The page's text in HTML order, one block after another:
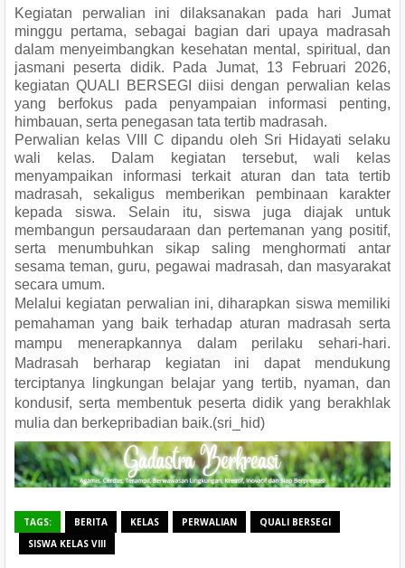
Kegiatan perwalian ini dilaksanakan pada hari Jumat
minggu pertama, sebagai bagian dari upaya madrasah
dalam menyeimbangkan kesehatan mental, spiritual, dan
jasmani peserta didik. Pada Jumat, 13 Februari 2026,
kegiatan QUALI BERSEGI diisi dengan perwalian kelas
yang berfokus pada penyampaian informasi penting,
himbauan, serta penegasan tata tertib madrasah.
Perwalian kelas VIII C dipandu oleh Sri Hidayati selaku
wali kelas. Dalam kegiatan tersebut, wali kelas
menyampaikan informasi terkait aturan dan tata tertib
madrasah, sekaligus memberikan pembinaan karakter
kepada siswa. Selain itu, siswa juga diajak untuk
membangun persaudaraan dan pertemanan yang positif,
serta menumbuhkan sikap saling menghormati antar
sesama teman, guru, pegawai madrasah, dan masyarakat
secara umum.
Melalui kegiatan perwalian ini, diharapkan siswa memiliki
pemahaman yang baik terhadap aturan madrasah serta
mampu menerapkannya dalam perilaku sehari-hari.
Madrasah berharap kegiatan ini dapat mendukung
terciptanya lingkungan belajar yang tertib, nyaman, dan
kondusif, serta membentuk peserta didik yang berakhlak
mulia dan berkepribadian baik.(sri_hid)
TAGS: BERITA KELAS PERWALIAN
QUALI BERSEGI
SISWA KELAS VIII